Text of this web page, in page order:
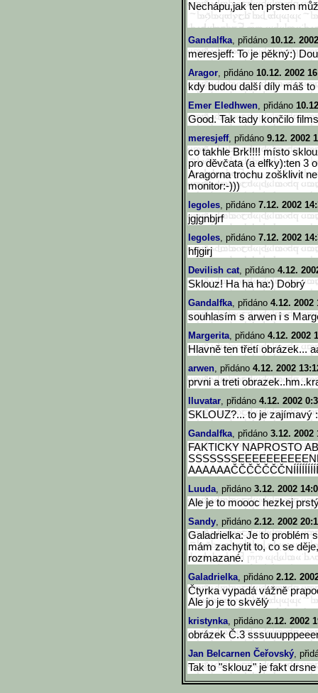
Nechápu,jak ten prsten
Gandalfka, přidáno 10.12.
meresjeff: To je pěkný:)
Aragor, přidáno 10.12. 2002
kdy budou další díly máš
Emer Eledhwen, přidáno
Good. Tak tady končilo
meresjeff, přidáno 9.12. 2002
co takhle Brk!!!! místo
pro děvčata (a elfky):ten 3
Aragorna trochu zošklivit
monitor:-)))
legoles, přidáno 7.12. 2002
jgjgnbjrf
legoles, přidáno 7.12. 2002
hfjgirj
Devilish cat, přidáno 4.12.
Sklouz! Ha ha ha:) Dobrý
Gandalfka, přidáno 4.12. 2002
souhlasím s arwen i s
Margerita, přidáno 4.12. 2002
Hlavně ten třetí obrázek...
arwen, přidáno 4.12. 2002
prvni a treti
Iluvatar, přidáno 4.12. 2002
SKLOUZ?... to je zajímavý
Gandalfka, přidáno 3.12. 2002
FAKTICKY NAPROSTO
Luuda, přidáno 3.12. 2002
Ale je to moooc hezkej
Sandy, přidáno 2.12. 2002
Galadrielka: Je to problém
mám zachytit to, co se
rozmazané.
Galadrielka, přidáno 2.12.
Čtyrka vypadá vážně
Ale jo je to skvělý
kristynka, přidáno 2.12. 2002
obrázek Č.3
Jan Belcarnen Čeřovský,
Tak to "sklouz" je fakt